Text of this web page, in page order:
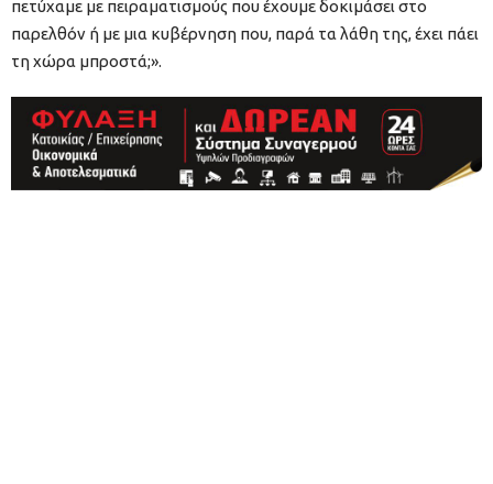
πετύχαμε με πειραματισμούς που έχουμε δοκιμάσει στο
παρελθόν ή με μια κυβέρνηση που, παρά τα λάθη της, έχει πάει
τη χώρα μπροστά;».